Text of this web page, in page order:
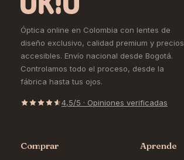
Óptica online en Colombia con lentes de
diseño exclusivo, calidad premium y precios
accesibles. Envío nacional desde Bogotá.
Controlamos todo el proceso, desde la
fábrica hasta tus ojos.
4,5/5 · Opiniones verificadas
Comprar Aprende